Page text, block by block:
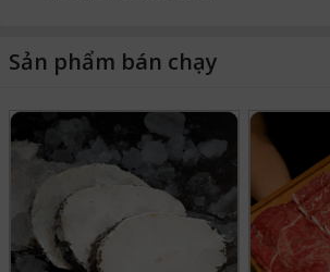
Sản phẩm bán chạy